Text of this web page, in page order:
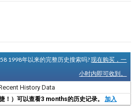
1998年以来的完整历史搜索吗?现在购买，一
小时内即可收到。
History Data
！）可以查看3 months的历史记录。 加入